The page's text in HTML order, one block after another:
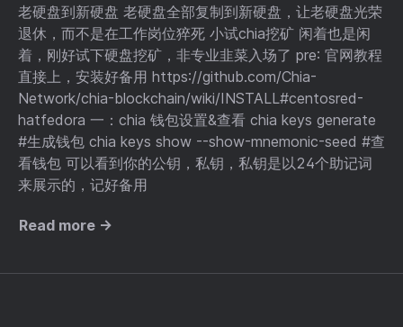
老硬盘到新硬盘 老硬盘全部复制到新硬盘，让老硬盘光荣
退休，而不是在工作岗位猝死 小试chia挖矿 闲着也是闲
着，刚好试下硬盘挖矿，非专业韭菜入场了 pre: 官网教程
直接上，安装好备用 https://github.com/Chia-
Network/chia-blockchain/wiki/INSTALL#centosred-
hatfedora 一：chia 钱包设置&查看 chia keys generate
#生成钱包 chia keys show --show-mnemonic-seed #查
看钱包 可以看到你的公钥，私钥，私钥是以24个助记词
来展示的，记好备用
Read more →